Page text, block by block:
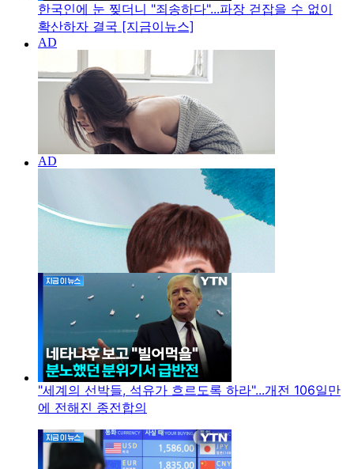
한국인에 눈 찢더니 "죄송하다"...파장 걷잡을 수 없이
확산하자 결국 [지금이뉴스]
"세계의 선박들, 석유가 흐르도록 하라"...개전 106일만
에 전해진 종전합의